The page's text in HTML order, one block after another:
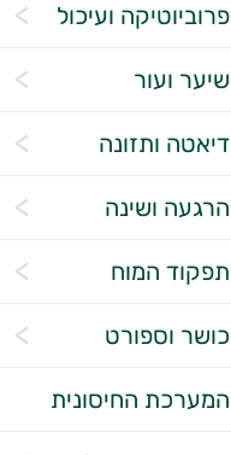
פרוביוטיקה ועיכול
שיער ועור
דיאטה ותזונה
הרגעה ושינה
תפקוד המוח
כושר וספורט
המערכת החיסונית